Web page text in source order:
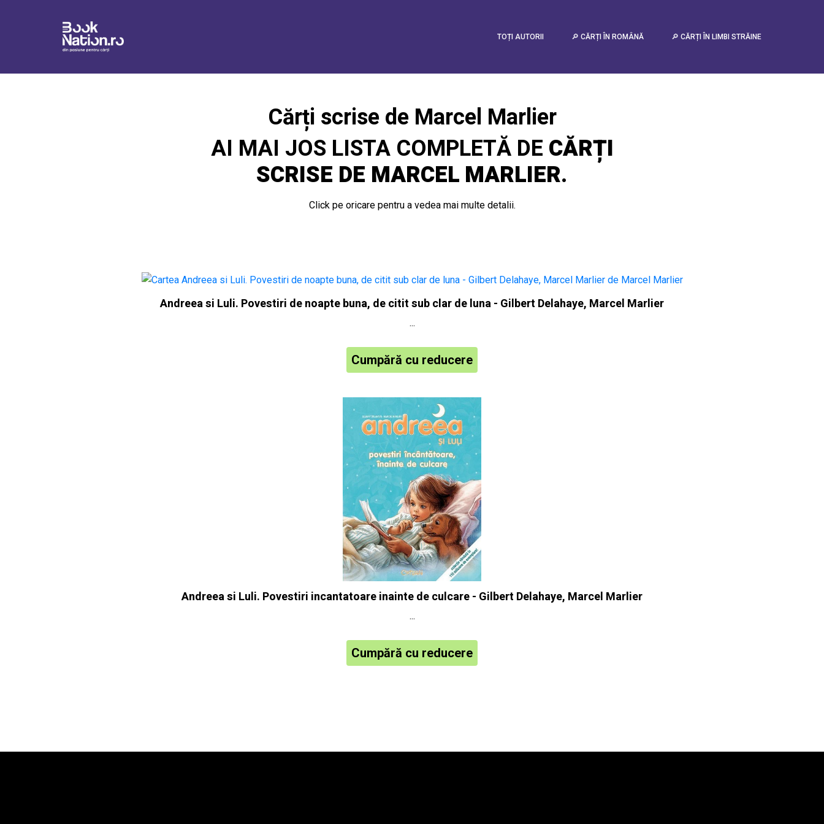
TOȚI AUTORII 🔎 CĂRȚI ÎN ROMÂNĂ 🔎 CĂRȚI ÎN LIMBI STRĂINE
Cărți scrise de Marcel Marlier
AI MAI JOS LISTA COMPLETĂ DE CĂRȚI
SCRISE DE MARCEL MARLIER.
Click pe oricare pentru a vedea mai multe detalii.
Andreea si Luli. Povestiri de noapte buna, de citit sub clar de luna - Gilbert Delahaye, Marcel Marlier
...
Cumpără cu reducere
Andreea si Luli. Povestiri incantatoare inainte de culcare - Gilbert Delahaye, Marcel Marlier
...
Cumpără cu reducere